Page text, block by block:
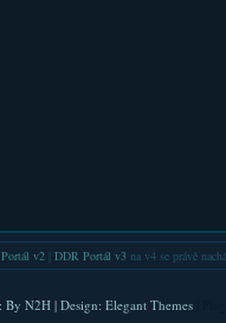
v2| DDR Portál v3na v4 se právě
By N2H| Design: Elegant Themes